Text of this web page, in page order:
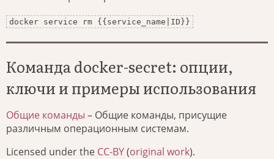
docker service rm {{service_name|ID}}
Команда docker-secret: опции,
ключи и примеры использования
Общие команды – Общие команды, присущие
различным операционным системам.
Licensed under the CC-BY(original work).